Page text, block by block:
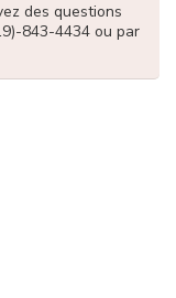
des questions
843-4434 ou par